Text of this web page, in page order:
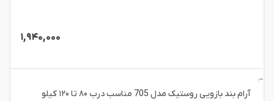
۱,۹۴۰,۰۰۰
آرام بند بازویی روستیک مدل 705 مناسب درب ۸۰ تا ۱۲۰ کیلو